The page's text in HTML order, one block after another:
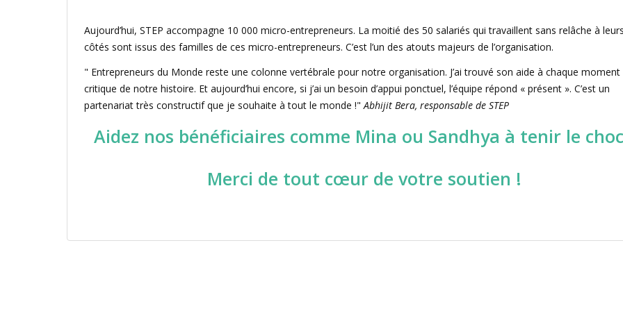
Aujourd’hui, STEP accompagne 10 000 micro-entrepreneurs. La moitié des 50 salariés qui travaillent sans relâche à
côtés sont issus des familles de ces micro-entrepreneurs. C’est l’un des atouts majeurs de l’organisation.
" Entrepreneurs du Monde reste une colonne vertébrale pour notre organisation. J’ai trouvé son aide à chaque moment
critique de notre histoire. Et aujourd’hui encore, si j’ai un besoin d’appui ponctuel, l’équipe répond « présent ». C’est un
partenariat très constructif que je souhaite à tout le monde !" Abhijit Bera, responsable de STEP
Aidez nos bénéficiaires comme Mina ou Sandhya à tenir le
Merci de tout cœur de votre soutien !